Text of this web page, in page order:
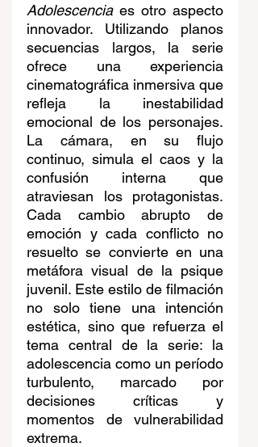
Adolescencia es otro aspecto
innovador. Utilizando planos
secuencias largos, la serie
ofrece una experiencia
cinematográfica inmersiva que
refleja la inestabilidad
emocional de los personajes.
La cámara, en su flujo
continuo, simula el caos y la
confusión interna que
atraviesan los protagonistas.
Cada cambio abrupto de
emoción y cada conflicto no
resuelto se convierte en una
metáfora visual de la psique
juvenil. Este estilo de filmación
no solo tiene una intención
estética, sino que refuerza el
tema central de la serie: la
adolescencia como un período
turbulento, marcado por
decisiones críticas y
momentos de vulnerabilidad
extrema.